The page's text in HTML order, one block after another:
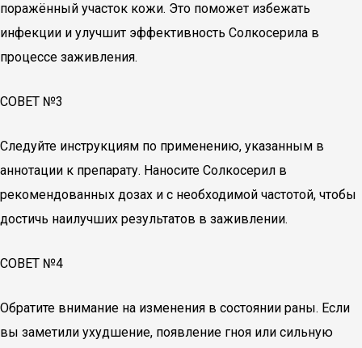
поражённый участок кожи. Это поможет избежать
инфекции и улучшит эффективность Солкосерила в
процессе заживления.
СОВЕТ №3
Следуйте инструкциям по применению, указанным в
аннотации к препарату. Наносите Солкосерил в
рекомендованных дозах и с необходимой частотой, чтобы
достичь наилучших результатов в заживлении.
СОВЕТ №4
Обратите внимание на изменения в состоянии раны. Если
вы заметили ухудшение, появление гноя или сильную